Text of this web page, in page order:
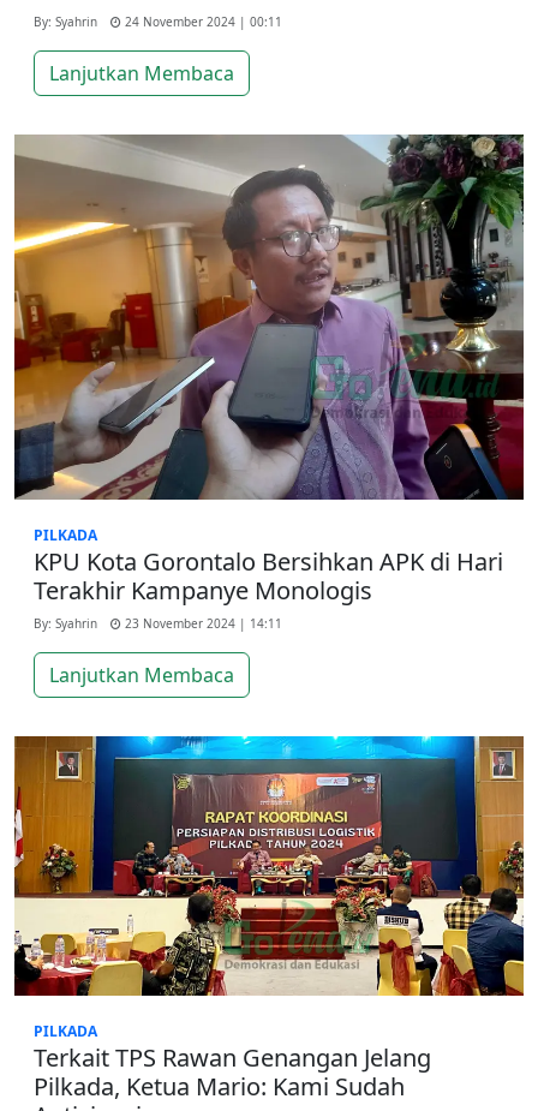
By: Syahrin 24 November 2024 | 00:11
Lanjutkan Membaca
PILKADA
KPU Kota Gorontalo Bersihkan APK di Hari
Terakhir Kampanye Monologis
By: Syahrin 23 November 2024 | 14:11
Lanjutkan Membaca
PILKADA
Terkait TPS Rawan Genangan Jelang
Pilkada, Ketua Mario: Kami Sudah